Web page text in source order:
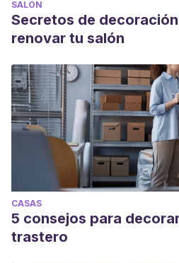
SALÓN
Secretos de
renovar tu salón
CASAS
5 consejos para
trastero